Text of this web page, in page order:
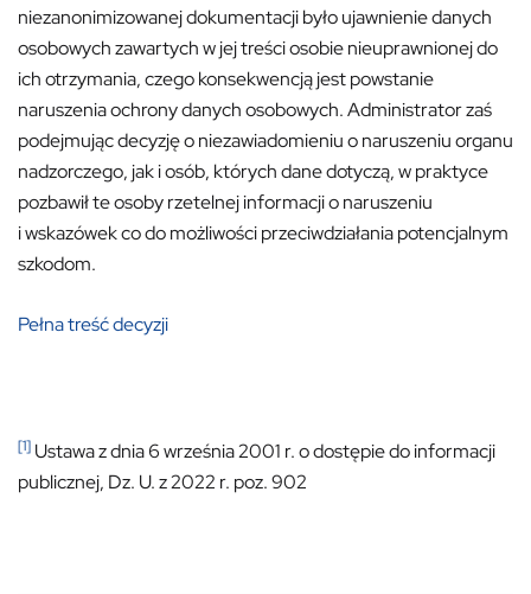
niezanonimizowanej dokumentacji było ujawnienie danych
osobowych zawartych w jej treści osobie nieuprawnionej do
ich otrzymania, czego konsekwencją jest powstanie
naruszenia ochrony danych osobowych. Administrator zaś
podejmując decyzję o niezawiadomieniu o naruszeniu organu
nadzorczego, jak i osób, których dane dotyczą, w praktyce
pozbawił te osoby rzetelnej informacji o naruszeniu
i wskazówek co do możliwości przeciwdziałania potencjalnym
szkodom.
Pełna treść decyzji
[1] Ustawa z dnia 6 września 2001 r. o dostępie do informacji
publicznej, Dz. U. z 2022 r. poz. 902